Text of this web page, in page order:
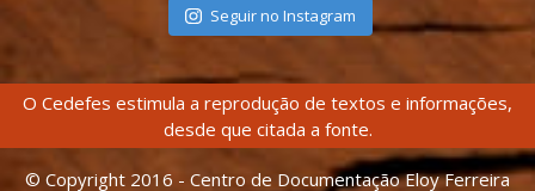
Seguir no Instagram
O Cedefes estimula a reprodução de textos e informações,
desde que citada a fonte.
© Copyright 2016 - Centro de Documentação Eloy Ferreira